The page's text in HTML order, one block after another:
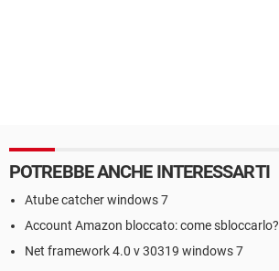
POTREBBE ANCHE INTERESSARTI
Atube catcher windows 7
Account Amazon bloccato: come sbloccarlo?
Net framework 4.0 v 30319 windows 7